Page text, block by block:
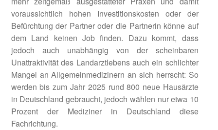
Der Weg zur Hausarztpraxis
Die Untersuchungsregionen
Fazit
Fördermöglichkeiten und Programme
Förderphase 2027
voraussichtlich hohen Investitionskosten oder der
Befürchtung der Partner oder die Partnerin könne auf
dem Land keinen Job finden. Dazu kommt, dass
jedoch auch unabhängig von der scheinbaren
Unattraktivität des Landarztlebens auch ein schlichter
Mangel an Allgemeinmedizinern an sich herrscht: So
werden bis zum Jahr 2025 rund 800 neue Hausärzte
in Deutschland gebraucht, jedoch wählen nur etwa 10
Prozent der Mediziner in Deutschland diese
Fachrichtung.